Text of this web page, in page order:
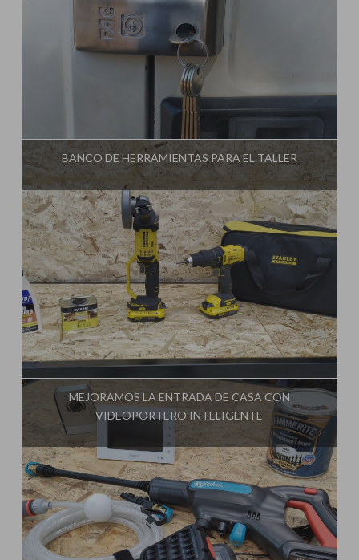
Influencer: Ginessot
BANCO DE HERRAMIENTAS PARA EL TALLER
Influencer:Ginessot
MEJORAMOS LA ENTRADA DE CASA CON
VIDEOPORTERO INTELIGENTE